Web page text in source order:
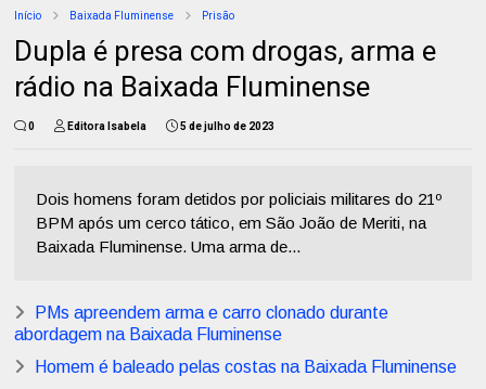
Início Baixada Fluminense Prisão
Dupla é presa com drogas, arma e
rádio na Baixada Fluminense
0 Editora Isabela 5 de julho de 2023
Dois homens foram detidos por policiais militares do 21º
BPM após um cerco tático, em São João de Meriti, na
Baixada Fluminense. Uma arma de...
PMs apreendem arma e carro clonado durante
abordagem na Baixada Fluminense
Homem é baleado pelas costas na Baixada Fluminense